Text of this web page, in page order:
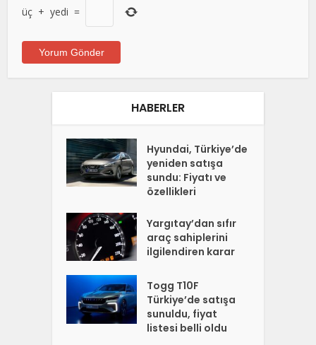
üç + yedi =
HABERLER
Hyundai, Türkiye’de
yeniden satışa
sundu: Fiyatı ve
özellikleri
Yargıtay’dan sıfır
araç sahiplerini
ilgilendiren karar
Togg T10F
Türkiye’de satışa
sunuldu, fiyat
listesi belli oldu